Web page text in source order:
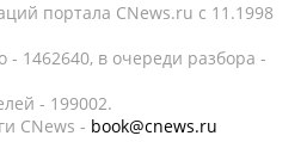
портала CNews.ru c 11.1998
1462640, в очереди разбора -
- 199002.
CNews - book@cnews.ru